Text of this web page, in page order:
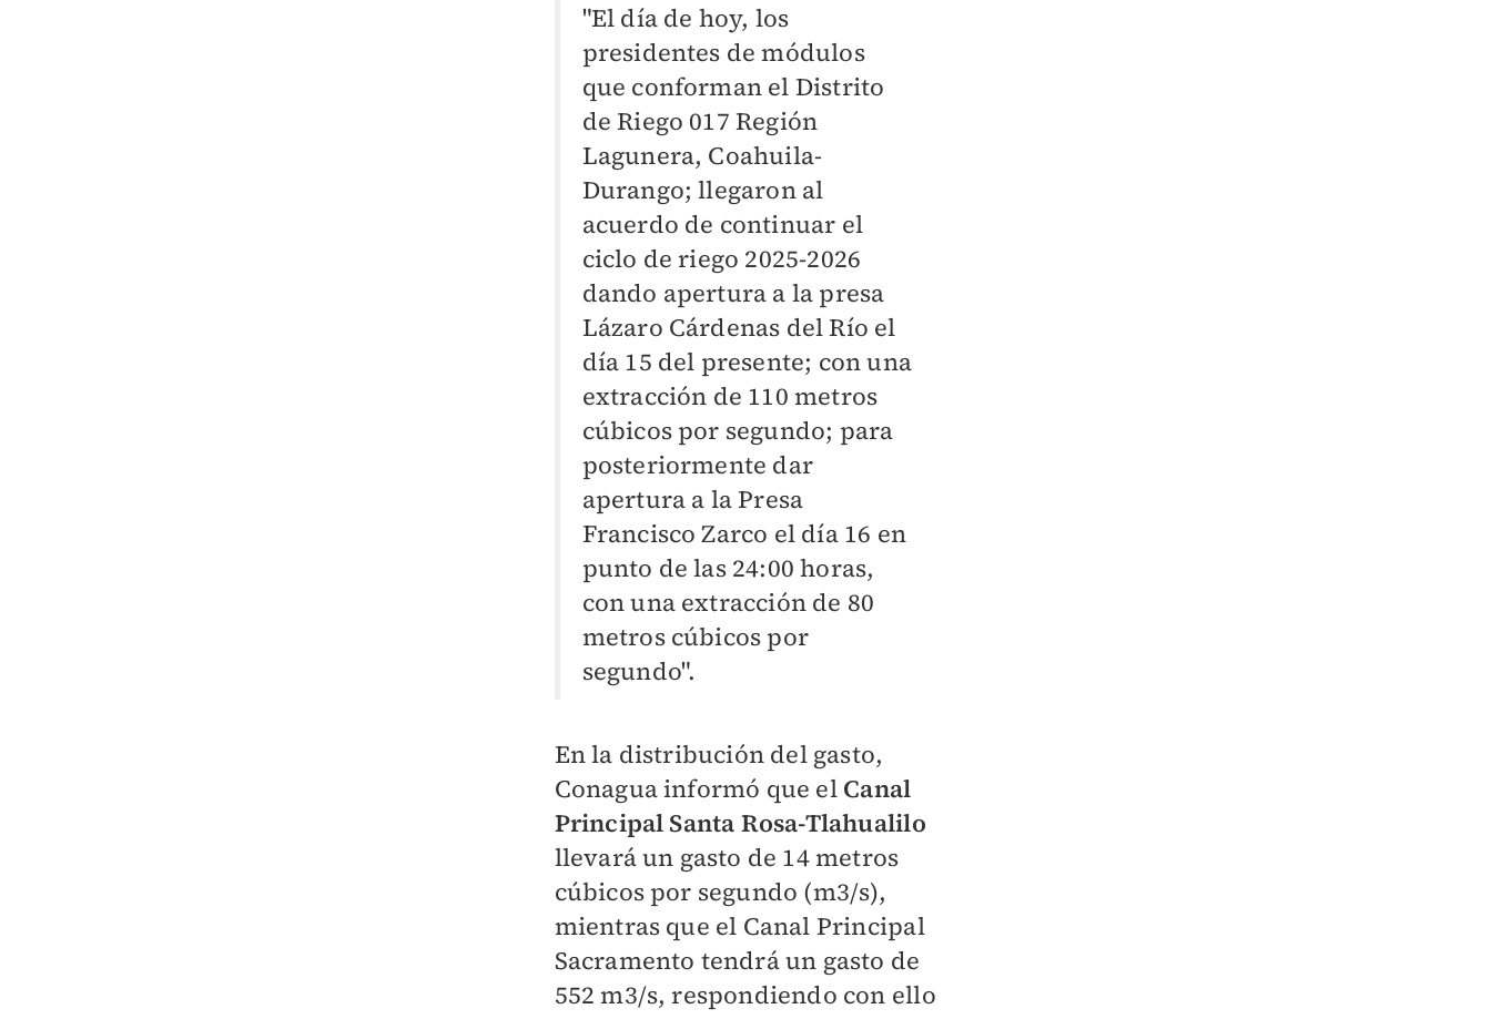
"El día de hoy, los
presidentes de módulos
que conforman el Distrito
de Riego 017 Región
Lagunera, Coahuila-
Durango; llegaron al
acuerdo de continuar el
ciclo de riego 2025-2026
dando apertura a la presa
Lázaro Cárdenas del Río el
día 15 del presente; con una
extracción de 110 metros
cúbicos por segundo; para
posteriormente dar
apertura a la Presa
Francisco Zarco el día 16 en
punto de las 24:00 horas,
con una extracción de 80
metros cúbicos por
segundo".
En la distribución del gasto,
Conagua informó que el Canal
Principal Santa Rosa-Tlahualilo
llevará un gasto de 14 metros
cúbicos por segundo (m3/s),
mientras que el Canal Principal
Sacramento tendrá un gasto de
552 m3/s, respondiendo con ello